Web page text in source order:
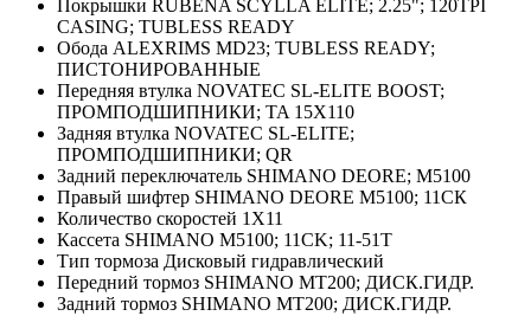
Покрышки RUBENA SCYLLA ELITE; 2.25"; 120TPI
CASING; TUBLESS READY
Обода ALEXRIMS MD23; TUBLESS READY;
ПИСТОНИРОВАННЫЕ
Передняя втулка NOVATEC SL-ELITE BOOST;
ПРОМПОДШИПНИКИ; TA 15X110
Задняя втулка NOVATEC SL-ELITE;
ПРОМПОДШИПНИКИ; QR
Задний переключатель SHIMANO DEORE; M5100
Правый шифтер SHIMANO DEORE M5100; 11СК
Количество скоростей 1Х11
Кассета SHIMANO M5100; 11CK; 11-51T
Тип тормоза Дисковый гидравлический
Передний тормоз SHIMANO MT200; ДИСК.ГИДР.
Задний тормоз SHIMANO MT200; ДИСК.ГИДР.